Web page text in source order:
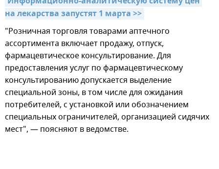
на лекарства запустят 1 марта >>
"Розничная торговля товарами аптечного
ассортимента включает продажу, отпуск,
фармацевтическое консультирование. Для
предоставления услуг по фармацевтическому
консультированию допускается выделение
специальной зоны, в том числе для ожидания
потребителей, с установкой или обозначением
специальных ограничителей, организацией сидячих
мест", — поясняют в ведомстве.